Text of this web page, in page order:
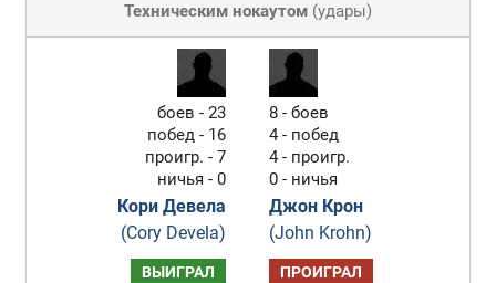
Техническим нокаутом(удары)
боев - 23
побед - 16
проигр. - 7
ничья - 0
Кори Девела
(Cory Devela)
8 - боев
4 - побед
4 - проигр.
0 - ничья
Джон Крон
(John Krohn)
ВЫИГРАЛ ПРОИГРАЛ